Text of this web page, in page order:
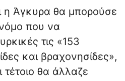
η Άγκυρα θα μπορούσε
νόμο που να
τις «153
και βραχονησίδες»,
τέτοιο θα άλλαζε